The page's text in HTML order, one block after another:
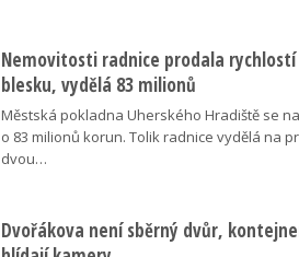
Nemovitosti radnice prodala rychlostí
blesku, vydělá 83 milionů
Městská pokladna Uherského Hradiště se
o 83 milionů korun. Tolik radnice vydělá na
dvou…
Dvořákova není sběrný dvůr,